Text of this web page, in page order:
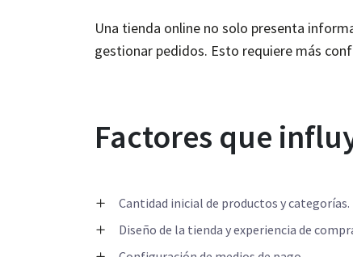
Una tienda online no solo presenta
gestionar pedidos. Esto requiere más
Factores que
Cantidad inicial de productos y categorías.
Diseño de la tienda y experiencia de